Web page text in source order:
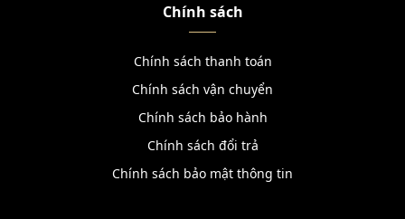
Chính sách
Chính sách thanh toán
Chính sách vận chuyển
Chính sách bảo hành
Chính sách đổi trả
Chính sách bảo mật thông tin